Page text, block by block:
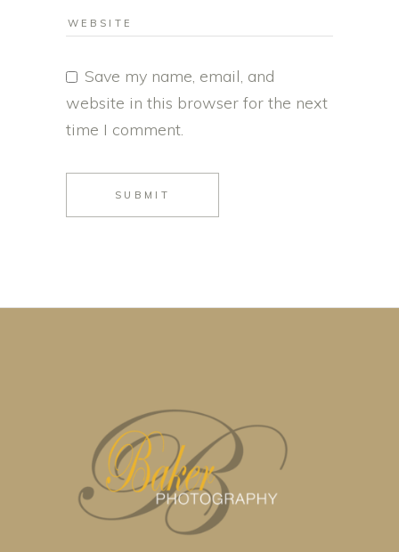
Save my name, email, and
website in this browser for the next
time I comment.
SUBMIT